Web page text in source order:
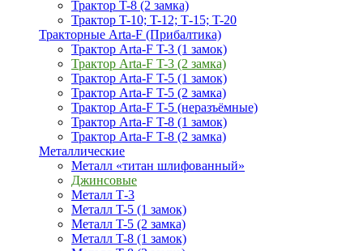
Трактор T-8 (2 замка)
Трактор T-10; T-12; Т-15; T-20
Тракторные Arta-F (Прибалтика)
Трактор Arta-F T-3 (1 замок)
Трактор Arta-F T-3 (2 замка)
Трактор Arta-F T-5 (1 замок)
Трактор Arta-F T-5 (2 замка)
Трактор Arta-F T-5 (неразъёмные)
Трактор Arta-F T-8 (1 замок)
Трактор Arta-F T-8 (2 замка)
Металлические
Металл «титан шлифованный»
Джинсовые
Металл Т-3
Металл T-5 (1 замок)
Металл T-5 (2 замка)
Металл T-8 (1 замок)